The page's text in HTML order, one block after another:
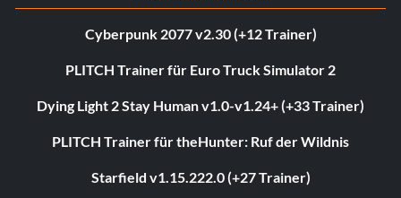
Cyberpunk 2077 v2.30 (+12 Trainer)
PLITCH Trainer für Euro Truck Simulator 2
Dying Light 2 Stay Human v1.0-v1.24+ (+33 Trainer)
PLITCH Trainer für theHunter: Ruf der Wildnis
Starfield v1.15.222.0 (+27 Trainer)